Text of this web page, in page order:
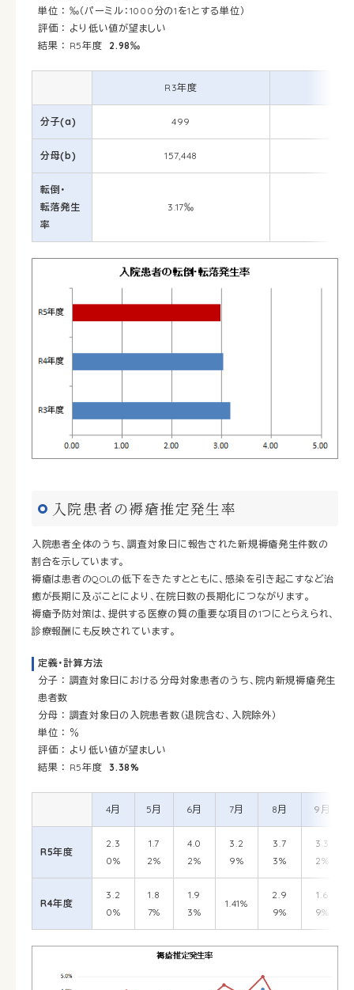
単位 ： ‰（パーミル：1000分の1を1とする単位）
評価 ： より低い値が望ましい
結果 ： R5年度 2.98‰
R3年度
分子(a) 499
分母(b) 157,448
転倒・
転落発生
率
3.17‰
入院患者の褥瘡推定発生率
入院患者全体のうち、調査対象日に報告された新規褥瘡発生件数の
割合を示しています。
褥瘡は患者のQOLの低下をきたすとともに、感染を引き起こすなど治
癒が長期に及ぶことにより、在院日数の長期化につながります。
褥瘡予防対策は、提供する医療の質の重要な項目の1つにとらえられ、
診療報酬にも反映されています。
定義・計算方法
分子 ： 調査対象日における分母対象患者のうち、院内新規褥瘡発生
患者数
分母 ： 調査対象日の入院患者数（退院含む、入院除外）
単位 ： ％
評価 ： より低い値が望ましい
結果 ： R5年度3.38%
4月 5月 6月 7月 8月 9月
R5年度
2.3
0%
1.7
2%
4.0
2%
3.2
9%
3.7
3%
3.3
2%
R4年度
3.2
0%
1.8
7%
1.9
3%
1.41%
2.9
9%
1.6
9%